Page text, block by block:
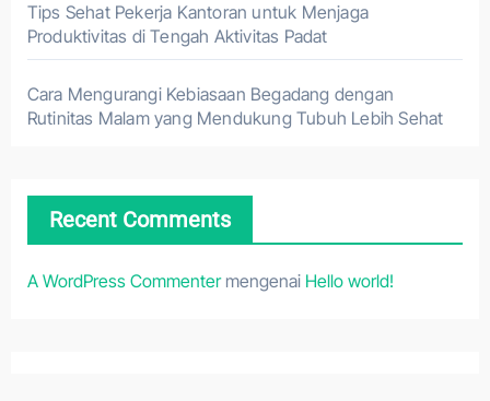
Tips Sehat Pekerja Kantoran untuk Menjaga
Produktivitas di Tengah Aktivitas Padat
Cara Mengurangi Kebiasaan Begadang dengan
Rutinitas Malam yang Mendukung Tubuh Lebih Sehat
Recent Comments
A WordPress Commentermengenai Hello world!